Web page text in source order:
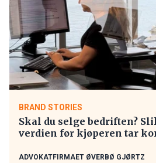
BRAND STORIES
Skal du selge bedriften?
verdien før kjøperen tar
ADVOKATFIRMAET ØVERBØ GJØRTZ